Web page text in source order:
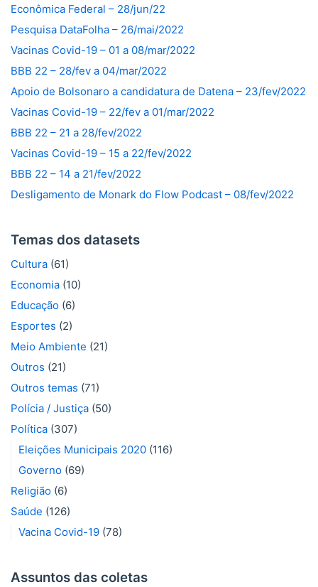
Econômica Federal – 28/jun/22
Pesquisa DataFolha – 26/mai/2022
Vacinas Covid-19 – 01 a 08/mar/2022
BBB 22 – 28/fev a 04/mar/2022
Apoio de Bolsonaro a candidatura de Datena – 23/fev/2022
Vacinas Covid-19 – 22/fev a 01/mar/2022
BBB 22 – 21 a 28/fev/2022
Vacinas Covid-19 – 15 a 22/fev/2022
BBB 22 – 14 a 21/fev/2022
Desligamento de Monark do Flow Podcast – 08/fev/2022
Temas dos datasets
Cultura (61)
Economia (10)
Educação (6)
Esportes (2)
Meio Ambiente (21)
Outros (21)
Outros temas (71)
Polícia / Justiça (50)
Política (307)
Eleições Municipais 2020 (116)
Governo (69)
Religião (6)
Saúde (126)
Vacina Covid-19 (78)
Assuntos das coletas